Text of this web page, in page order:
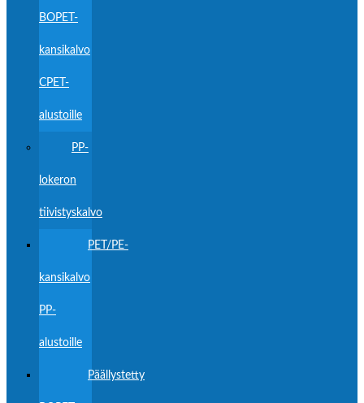
BOPET-
kansikalvo
CPET-
alustoille
PP-
lokeron
tiivistyskalvo
PET/PE-
kansikalvo
PP-
alustoille
Päällystetty